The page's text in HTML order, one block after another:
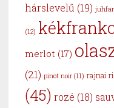
hárslevelű (19)
(12)
merlot (17)
(21) pinot noir (11) rajnai
(45) rozé (18)